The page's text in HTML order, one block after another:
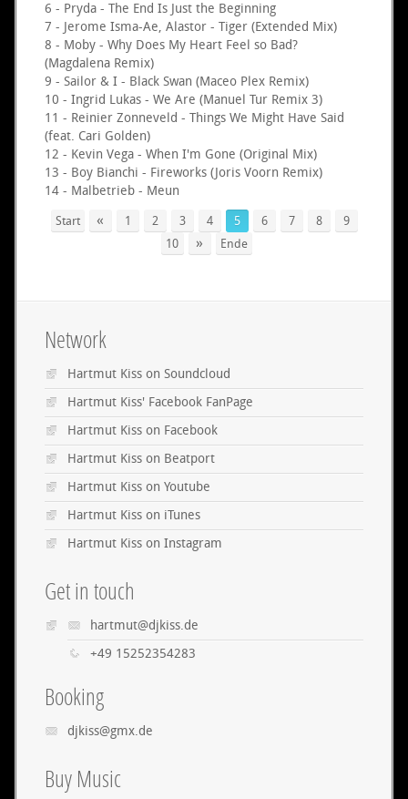
6 - Pryda - The End Is Just the Beginning
7 - Jerome Isma-Ae, Alastor - Tiger (Extended Mix)
8 - Moby - Why Does My Heart Feel so Bad?
(Magdalena Remix)
9 - Sailor & I - Black Swan (Maceo Plex Remix)
10 - Ingrid Lukas - We Are (Manuel Tur Remix 3)
11 - Reinier Zonneveld - Things We Might Have Said
(feat. Cari Golden)
12 - Kevin Vega - When I'm Gone (Original Mix)
13 - Boy Bianchi - Fireworks (Joris Voorn Remix)
14 - Malbetrieb - Meun
Start « 1 2 3 4 5 6 7 8
9
10
» Ende
Network
Hartmut Kiss on Soundcloud
Hartmut Kiss' Facebook FanPage
Hartmut Kiss on Facebook
Hartmut Kiss on Beatport
Hartmut Kiss on Youtube
Hartmut Kiss on iTunes
Hartmut Kiss on Instagram
Get in touch
hartmut@djkiss.de
+49 15252354283
Booking
djkiss@gmx.de
Buy Music